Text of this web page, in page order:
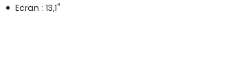
Ecran : 13,1"